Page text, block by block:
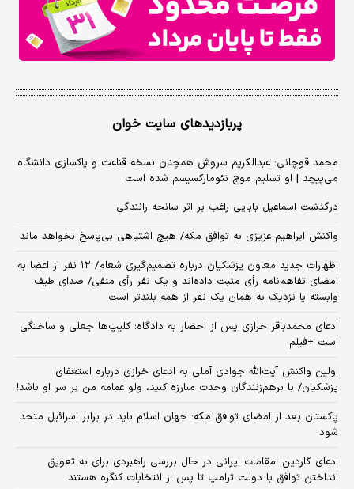
پربازدیدهای سایت خوان
محمد قوچانی: عبدالکریم سروش همچنان نسخه قناعت و پاکسازی دانشگاه
می‌پیچد | او تسلیم موج نئومارکسیسم شده است
درگذشت اسماعیل بابایی راغب بر اثر سانحه رانندگی
واکنش ابراهیم عزیزی به توافق مکه/ هیچ اشتباهی بی‌پاسخ نخواهد ماند
اظهارات جدید معاون پزشکیان درباره تصمیم‌گیری شعام/ ۱۲ نفر از اعضا به
امضای تفاهم‌نامه رأی مثبت داده‌اند و یک نفر رأی منفی/ صدای طیف
وابسته یا نزدیک به همان یک نفر از همه بلندتر است
ادعای محمدباقر خرازی پس از احضار به دادگاه؛ کلیپ‌ها جعلی و ساختگی
است +فیلم
اولین واکنش آیت‌الله جوادی آملی به ادعای خرازی درباره استعفای
پزشکیان/ با برهم‌زنندگان وحدت مبارزه کنید، ولو عمامه من بر سر او باشد!
پاکستان بعد از امضای توافق مکه: جهان اسلام باید در برابر اسرائیل متحد
شود
ادعای گاردین: مقامات ایرانی در حال بررسی راهبردی برای به تعویق
انداختن توافق با دولت ترامپ تا پس از انتخابات کنگره هستند